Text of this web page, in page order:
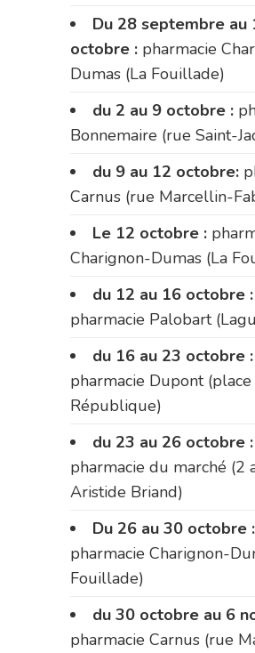
Du 28 septembre au
octobre : pharmacie
Dumas (La Fouillade)
du 2 au 9 octobre :
Bonnemaire (rue Saint-
du 9 au 12 octobre:
Carnus (rue Marcellin-
Le 12 octobre :
Charignon-Dumas (La
du 12 au 16 octobre :
pharmacie Palobart
du 16 au 23 octobre :
pharmacie Dupont
République)
du 23 au 26 octobre :
pharmacie du marché (2
Aristide Briand)
Du 26 au 30 octobre :
pharmacie Charignon-
Fouillade)
du 30 octobre au 6
pharmacie Carnus (rue